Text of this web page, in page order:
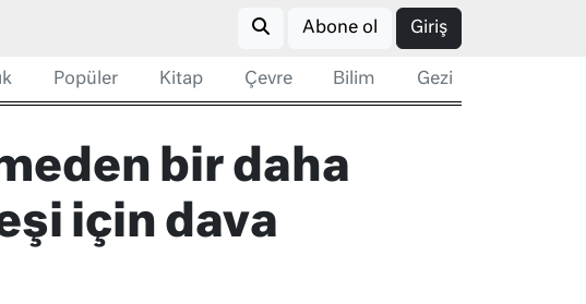
Abone ol Giriş
Popüler Kitap Çevre Bilim Gezi
bir daha
için dava